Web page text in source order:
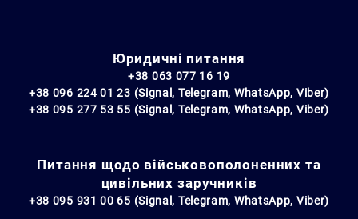
Юридичні питання
+38 063 077 16 19
+38 096 224 01 23 (Signal, Telegram, WhatsApp, Viber)
+38 095 277 53 55 (Signal, Telegram, WhatsApp, Viber)
Питання щодо військовополоненних та
цивільних заручників
+38 095 931 00 65 (Signal, Telegram, WhatsApp, Viber)